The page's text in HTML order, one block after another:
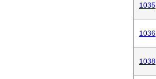
1035
1036
1038